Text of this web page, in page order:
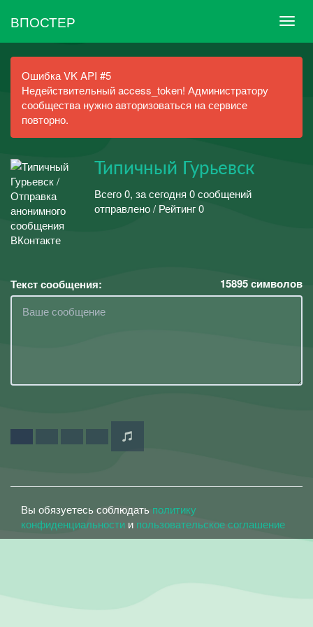
ВПОСТЕР
Ошибка VK API #5
Недействительный access_token! Администратору
сообщества нужно авторизоваться на сервисе
повторно.
Типичный Гурьевск
Всего 0, за сегодня 0 сообщений
отправлено / Рейтинг 0
Текст сообщения: 15895символов
Вы обязуетесь соблюдать политику
конфиденциальности и пользовательское соглашение